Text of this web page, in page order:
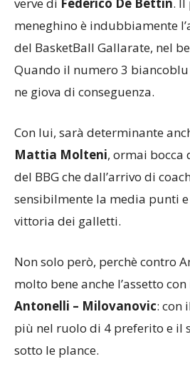
meneghino è indubbiamente
del BasketBall Gallarate, nel
Quando il numero 3
ne giova di conseguenza.
Con lui, sarà determinante
Mattia Molteni, ormai bocca
del BBG che dall’arrivo di
sensibilmente la media punti e
vittoria dei galletti.
Non solo però, perchè contro
molto bene anche l’assetto
Antonelli – Milovanovic: con
più nel ruolo di 4 preferito e il
sotto le plance.